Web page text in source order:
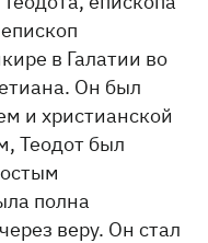
в Галатии во
Он был
и христианской
Теодот был
полна
веру. Он стал